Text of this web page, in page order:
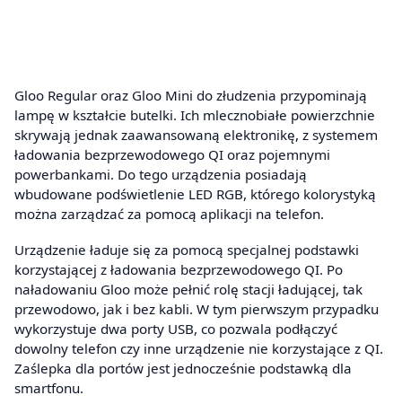
Gloo Regular oraz Gloo Mini do złudzenia przypominają
lampę w kształcie butelki. Ich mlecznobiałe powierzchnie
skrywają jednak zaawansowaną elektronikę, z systemem
ładowania bezprzewodowego QI oraz pojemnymi
powerbankami. Do tego urządzenia posiadają
wbudowane podświetlenie LED RGB, którego kolorystyką
można zarządzać za pomocą aplikacji na telefon.
Urządzenie ładuje się za pomocą specjalnej podstawki
korzystającej z ładowania bezprzewodowego QI. Po
naładowaniu Gloo może pełnić rolę stacji ładującej, tak
przewodowo, jak i bez kabli. W tym pierwszym przypadku
wykorzystuje dwa porty USB, co pozwala podłączyć
dowolny telefon czy inne urządzenie nie korzystające z QI.
Zaślepka dla portów jest jednocześnie podstawką dla
smartfonu.